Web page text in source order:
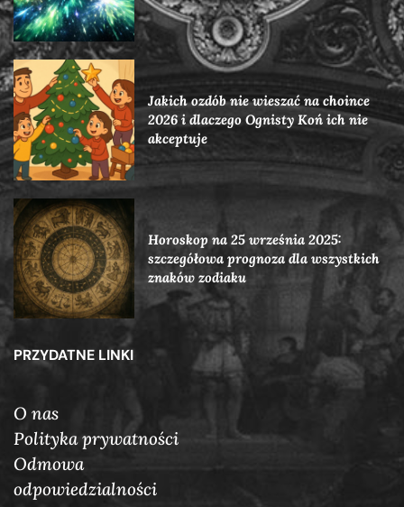
Jakich ozdób nie wieszać na choince
2026 i dlaczego Ognisty Koń ich nie
akceptuje
Horoskop na 25 września 2025:
szczegółowa prognoza dla wszystkich
znaków zodiaku
PRZYDATNE LINKI
O nas
Polityka prywatności
Odmowa
odpowiedzialności